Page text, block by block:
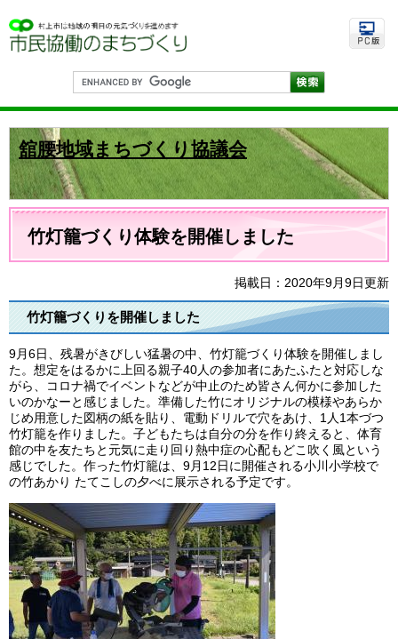
ー
ジ
の
ニ
ュ
ー
文
G
o
o
e
カ
ス
タ
ム
検
索
舘腰地域まちづくり協議会
本
竹灯籠づくり体験を開催しました
掲載日：2020年9月9日更新
竹灯籠づくりを開催しました
9月6日、残暑がきびしい猛暑の中、竹灯籠づくり体験を開催しまし
た。想定をはるかに上回る親子40人の参加者にあたふたと対応しな
がら、コロナ禍でイベントなどが中止のため皆さん何かに参加した
いのかなーと感じました。準備した竹にオリジナルの模様やあらか
じめ用意した図柄の紙を貼り、電動ドリルで穴をあけ、1人1本づつ
竹灯籠を作りました。子どもたちは自分の分を作り終えると、体育
館の中を友たちと元気に走り回り熱中症の心配もどこ吹く風という
感じでした。作った竹灯籠は、9月12日に開催される小川小学校で
の竹あかり たてこしの夕べに展示される予定です。